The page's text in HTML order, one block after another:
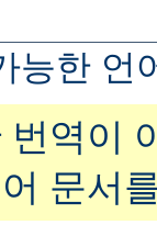
능한 언
역이
문서